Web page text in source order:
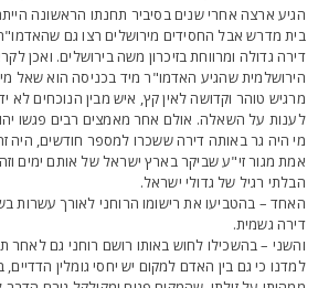
ארצה אחרי שנים בסיביר תחנתו הראשונה
מדרש אבל החסידים מירושלים רצו גם שהאדמו"ר
גדולה ומרווחת בזיכרון משה בירושלים. ואכן
שהגיע האדמו"ר מיד בכניסה הוא שאל מי
טוהר וקדושה לאין קץ, איש מבין הנוכחים לא
על השאלה. אולם אחר מאמצים רבים פגשו יהודי
היה גר באותה דירה ששכרו למספר חודשים, היה זה
מגור זי"ע שביקר בארץ ישראל של אותם ימים וזה
רגיל של גדולי ישראל.
– בהטביעו את רישומו הרוחני לאורך עשרות
גשמית.
– בהשכילו לחוש באותו רושם רוחני גם לאחר
כי גם בין האדם למקום יש יחסי גומלין הדדיים,